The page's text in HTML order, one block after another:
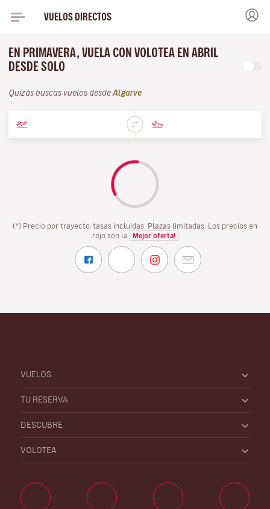
VUELOS DIRECTOS
EN PRIMAVERA, VUELA CON VOLOTEA EN ABRIL
DESDE SOLO
Quizás buscas vuelos desde Algarve
(*) Precio por trayecto, tasas incluidas. Plazas limitadas. Los precios en
rojo son la
Mejor oferta!
VUELOS
TU RESERVA
DESCUBRE
VOLOTEA